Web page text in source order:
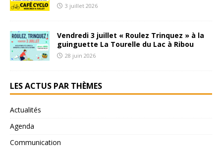
3 juillet 2026
Vendredi 3 juillet « Roulez Trinquez » à la
guinguette La Tourelle du Lac à Ribou
28 juin 2026
LES ACTUS PAR THÈMES
Actualités
Agenda
Communication